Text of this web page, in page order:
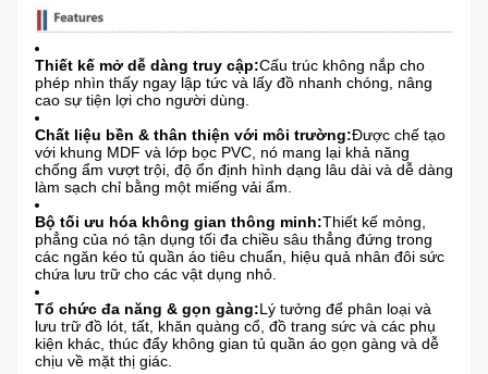
Thiết kế mở dễ dàng truy cập:Cấu trúc không nắp cho
phép nhìn thấy ngay lập tức và lấy đồ nhanh chóng, nâng
cao sự tiện lợi cho người dùng.
Chất liệu bền & thân thiện với môi trường:Được chế tạo
với khung MDF và lớp bọc PVC, nó mang lại khả năng
chống ẩm vượt trội, độ ổn định hình dạng lâu dài và dễ dàng
làm sạch chỉ bằng một miếng vải ẩm.
Bộ tối ưu hóa không gian thông minh:Thiết kế mỏng,
phẳng của nó tận dụng tối đa chiều sâu thẳng đứng trong
các ngăn kéo tủ quần áo tiêu chuẩn, hiệu quả nhân đôi sức
chứa lưu trữ cho các vật dụng nhỏ.
Tổ chức đa năng & gọn gàng:Lý tưởng để phân loại và
lưu trữ đồ lót, tất, khăn quàng cổ, đồ trang sức và các phụ
kiện khác, thúc đẩy không gian tủ quần áo gọn gàng và dễ
chịu về mặt thị giác.